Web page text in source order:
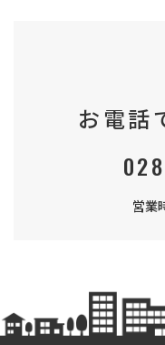
お電話
営業